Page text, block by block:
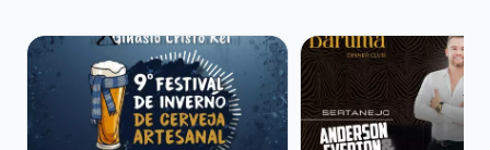
Veja mais sobre 9º Festival de Inverno de Cerveja
Veja mais sobre